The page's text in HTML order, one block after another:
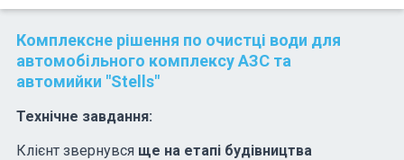
Комплексне рішення по очистці води для
автомобільного комплексу АЗС та
автомийки "Stells"
Технічне завдання:
Клієнт звернувся ще на етапі будівництва